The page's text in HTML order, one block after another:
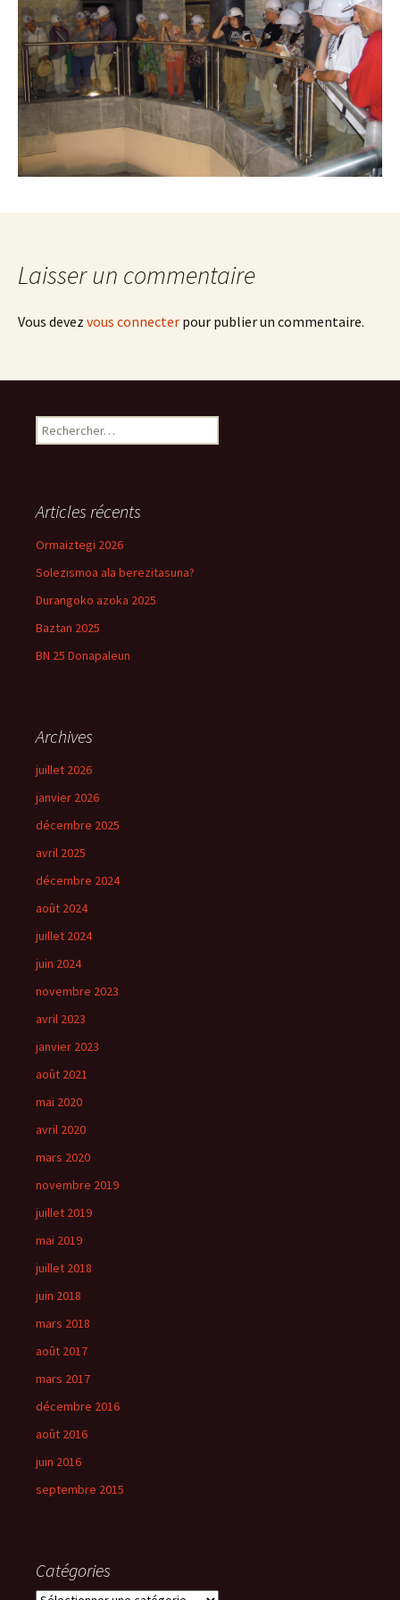
Laisser un commentaire
Vous devez vous connecter pour publier un commentaire.
Rechercher :
Articles récents
Ormaiztegi 2026
Solezismoa ala berezitasuna?
Durangoko azoka 2025
Baztan 2025
BN 25 Donapaleun
Archives
juillet 2026
janvier 2026
décembre 2025
avril 2025
décembre 2024
août 2024
juillet 2024
juin 2024
novembre 2023
avril 2023
janvier 2023
août 2021
mai 2020
avril 2020
mars 2020
novembre 2019
juillet 2019
mai 2019
juillet 2018
juin 2018
mars 2018
août 2017
mars 2017
décembre 2016
août 2016
juin 2016
septembre 2015
Catégories